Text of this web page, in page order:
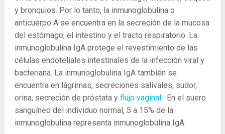
y bronquios. Por lo tanto, la inmunoglobulina o
anticuerpo A se encuentra en la secreción de la mucosa
del estómago, el intestino y el tracto respiratorio. La
inmunoglobulina IgA protege el revestimiento de las
células endoteliales intestinales de la infección viral y
bacteriana. La inmunoglobulina IgA también se
encuentra en lágrimas, secreciones salivales, sudor,
orina, secreción de próstata y flujo vaginal . En el suero
sanguíneo del individuo normal, 5 a 15% de la
inmunoglobulina representa inmunoglobulina IgA.